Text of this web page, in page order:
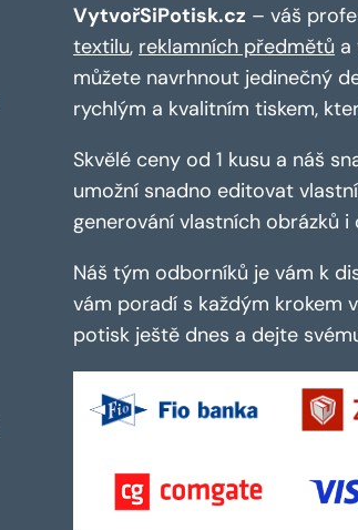
VytvořSiPotisk.cz – váš
textilu, reklamních předmětů a
můžete navrhnout jedinečný
rychlým a kvalitním tiskem,
Skvělé ceny od 1 kusu a náš
umožní snadno editovat
generování vlastních obrázků
Náš tým odborníků je vám k
vám poradí s každým krokem
potisk ještě dnes a dejte